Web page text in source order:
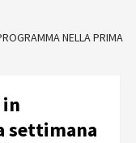
NELLA PRIMA
in
settimana